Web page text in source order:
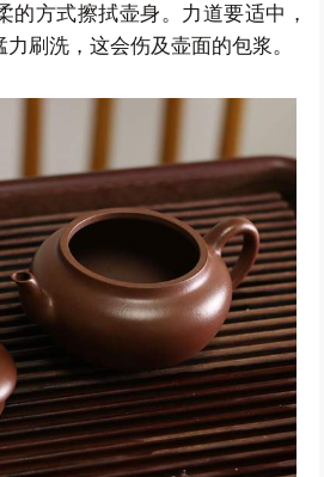
的方式擦拭壶身。力道要适中，
刷洗，这会伤及壶面的包浆。